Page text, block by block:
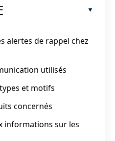
alertes de rappel chez
utilisés
et motifs
concernés
informations sur les